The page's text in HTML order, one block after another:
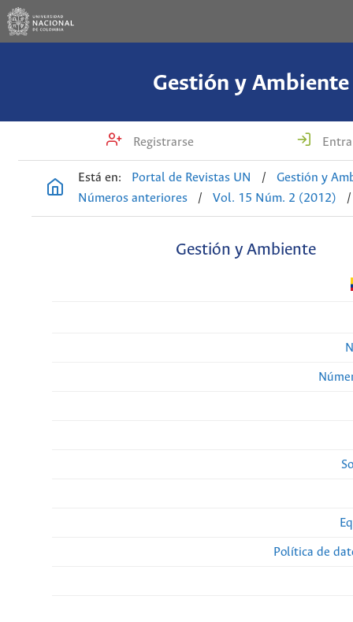
Gestión y Ambiente
Registrarse
Está en: Portal de Revistas UN /
Gestión y
Números anteriores
/ Vol. 15 Núm. 2 (2012) /
Gestión y Ambiente
Política de